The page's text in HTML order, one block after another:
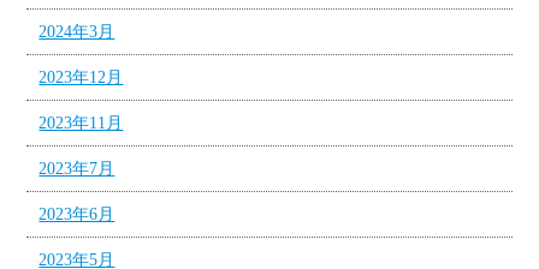
2024年3月
2023年12月
2023年11月
2023年7月
2023年6月
2023年5月